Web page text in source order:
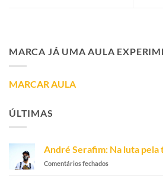
MARCA JÁ UMA AULA
MARCAR AULA
ÚLTIMAS
André Serafim: Na luta pela
Comentários fechadosem